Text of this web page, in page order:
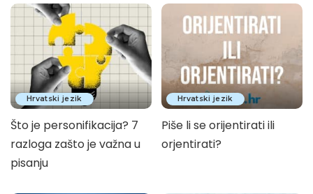
Hrvatski jezik
Što je personifikacija? 7
razloga zašto je važna u
pisanju
Hrvatski jezik
Piše li se orijentirati ili
orjentirati?